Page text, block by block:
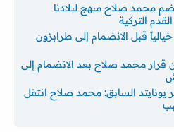
محمد صلاح مبهج لبلادنا
التركية
قبل الانضمام إلى طرابزون
قرار محمد صلاح بعد الانضمام إلى
السابق: محمد صلاح انتقل